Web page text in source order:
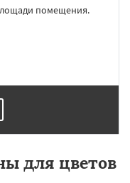
помещения.
для цветов